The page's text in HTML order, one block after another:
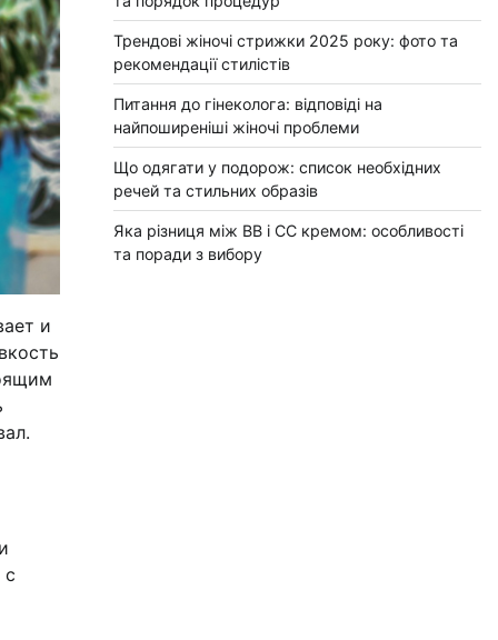
и
с
Трендові жіночі стрижки 2025 року: фото та
рекомендації стилістів
Питання до гінеколога: відповіді на
найпоширеніші жіночі проблеми
Що одягати у подорож: список необхідних
речей та стильних образів
Яка різниця між BB і CC кремом: особливості
та поради з вибору